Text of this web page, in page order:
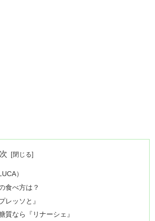
）
食べ方は？
レッソと』
質なら『リナーシェ』